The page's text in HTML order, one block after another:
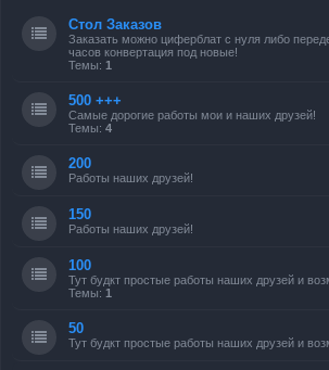
Стол Заказов
Заказать можно циферблат с нуля либо
часов конвертация под новые!
Темы: 1
500 +++
Самые дорогие работы мои и наших друзей!
Темы: 4
200
Работы наших друзей!
150
Работы наших друзей!
100
Тут будкт простые работы наших друзей и
Темы: 1
50
Тут будкт простые работы наших друзей и